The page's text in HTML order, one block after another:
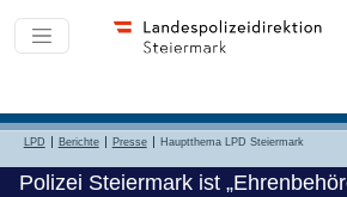
LPD Berichte Presse Hauptthema LPD Steiermark
Polizei Steiermark ist